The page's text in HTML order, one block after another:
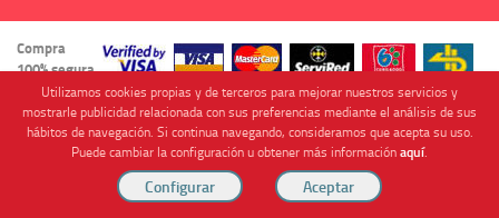
Compra
100% segura
Cofinanciado por
Utilizamos cookies propias y de terceros para mejorar nuestros servicios y
mostrarle publicidad relacionada con sus preferencias mediante el análisis de sus
hábitos de navegación. Si continua navegando, consideramos que acepta su uso.
Puede cambiar la configuración u obtener más informaciónaquí.